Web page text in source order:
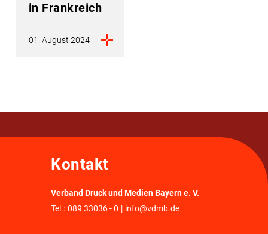
in Frankreich
01. August 2024
Kontakt
Verband Druck und Medien Bayern e. V.
Tel.: 089 33036 - 0 | info@vdmb.de